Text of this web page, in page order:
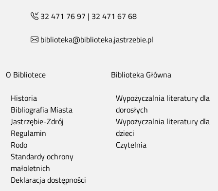
32 471 76 97 | 32 471 67 68
biblioteka@biblioteka.jastrzebie.pl
O Bibliotece
Historia
Bibliografia Miasta
Jastrzębie-Zdrój
Regulamin
Rodo
Standardy ochrony
małoletnich
Deklaracja dostępności
Biblioteka Główna
Wypożyczalnia literatury dla
dorosłych
Wypożyczalnia literatury dla
dzieci
Czytelnia